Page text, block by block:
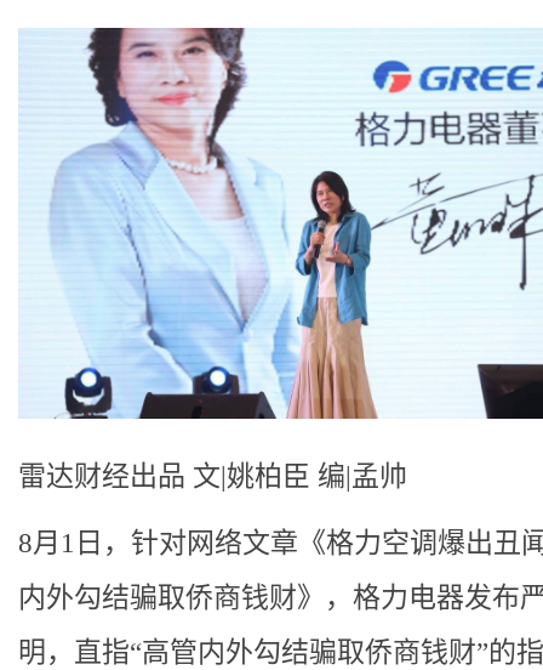
雷达财经出品 文|姚柏臣 编|孟帅
8月1日，针对网络文章《格力空调爆出丑
内外勾结骗取侨商钱财》，格力电器发布
明，直指“高管内外勾结骗取侨商钱财”的